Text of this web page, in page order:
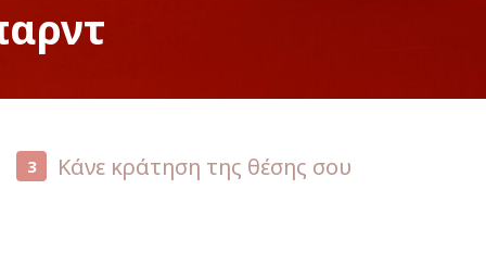
3 Κάνε κράτηση της θέσης σου